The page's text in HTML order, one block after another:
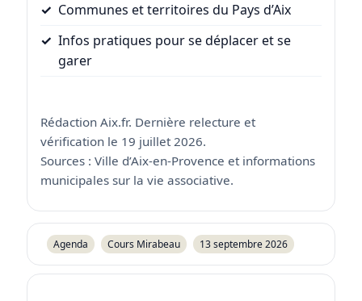
Communes et territoires du Pays d’Aix
Infos pratiques pour se déplacer et se
garer
Rédaction Aix.fr. Dernière relecture et
vérification le 19 juillet 2026.
Sources : Ville d’Aix-en-Provence et informations
municipales sur la vie associative.
Agenda Cours Mirabeau 13 septembre 2026